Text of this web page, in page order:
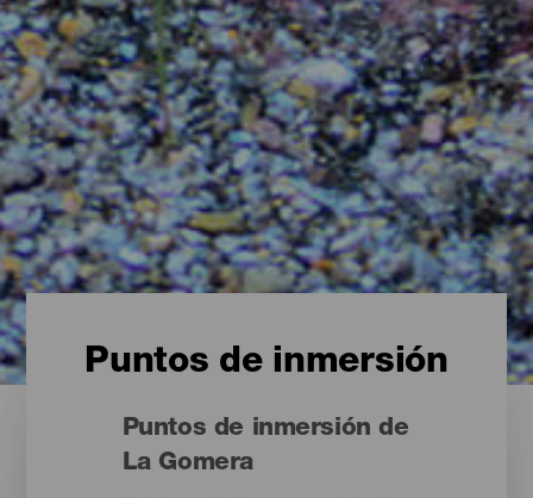
Puntos de inmersión
Puntos de inmersión de
La Gomera